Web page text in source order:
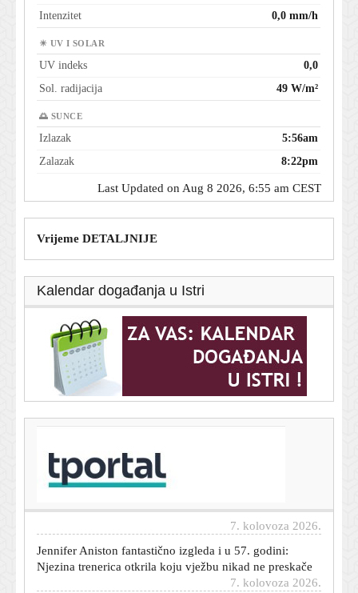
Intenzitet
0,0 mm/h
☀ UV I SOLAR
UV indeks
0,0
Sol. radijacija
49 W/m²
🌅 SUNCE
Izlazak
5:56am
Zalazak
8:22pm
Last Updated on Aug 8 2026, 6:55 am CEST
Vrijeme DETALJNIJE
Kalendar događanja u Istri
Ima snažnu poruku: Novi singl Baby Lasagne je
'borbena' pjesma o hrabrosti i otpornosti u današnjem
7. kolovoza 2026.
Jennifer Aniston fantastično izgleda i u 57. godini:
Njezina trenerica otkrila koju vježbu nikad ne preskače
7. kolovoza 2026.